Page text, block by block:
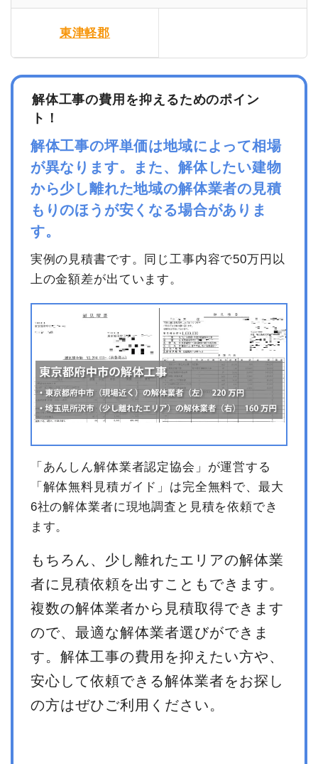
東津軽郡
解体工事の費用を抑えるためのポイン
ト！
解体工事の坪単価は地域によって相場
が異なります。また、解体したい建物
から少し離れた地域の解体業者の見積
もりのほうが安くなる場合がありま
す。
実例の見積書です。同じ工事内容で50万円以
上の金額差が出ています。
「あんしん解体業者認定協会」が運営する
「解体無料見積ガイド」は完全無料で、最大
6社の解体業者に現地調査と見積を依頼でき
ます。
もちろん、少し離れたエリアの解体業
者に見積依頼を出すこともできます。
複数の解体業者から見積取得できます
ので、最適な解体業者選びができま
す。解体工事の費用を抑えたい方や、
安心して依頼できる解体業者をお探し
の方はぜひご利用ください。